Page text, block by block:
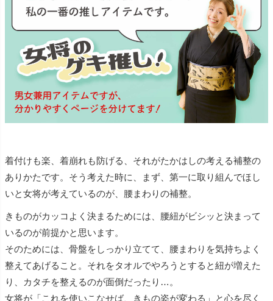
着付けも楽、着崩れも防げる、それがたかはしの考える補整の
ありかたです。そう考えた時に、まず、第一に取り組んでほし
いと女将が考えているのが、腰まわりの補整。
きものがカッコよく決まるためには、腰紐がビシッと決まって
いるのが前提かと思います。
そのためには、骨盤をしっかり立てて、腰まわりを気持ちよく
整えてあげること。それをタオルでやろうとすると紐が増えた
り、カタチを整えるのが面倒だったり…。
女将が「これを使いこなせば、きもの姿が変わる」と心を尽く